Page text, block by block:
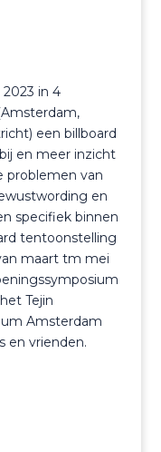
in 4
een billboard
en meer inzicht
problemen van
en
specifiek binnen
tentoonstelling
maart tm mei
Tejin
Amsterdam
en vrienden.